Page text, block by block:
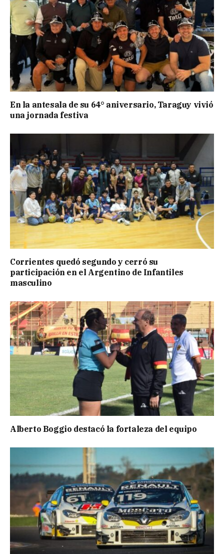
En la antesala de su 64° aniversario, Taraguy vivió
una jornada festiva
Corrientes quedó segundo y cerró su
participación en el Argentino de Infantiles
masculino
Alberto Boggio destacó la fortaleza del equipo